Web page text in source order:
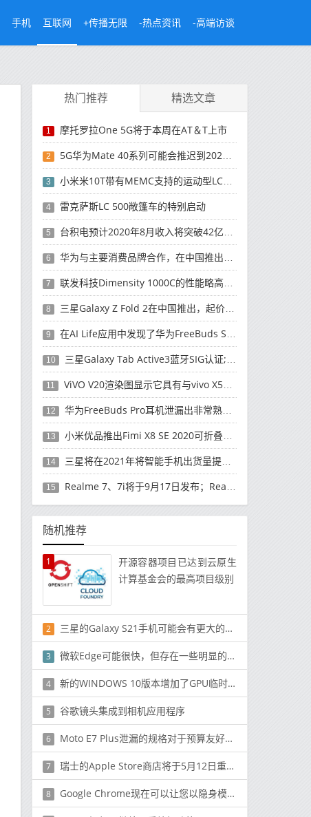
手机 互联网 +传播无限 -热点资讯 -高端访谈
热门推荐 精选文章
1 摩托罗拉One 5G将于本周在AT＆T上市
2 5G华为Mate 40系列可能会推迟到2021年
3 小米米10T带有MEMC支持的运动型LCD屏幕
4 雷克萨斯LC 500敞篷车的特别启动
5 台积电预计2020年8月收入将突破42亿美元，创历史新高
6 华为与主要消费品牌合作，在中国推出采用HarmonyOS 2.0的智能家居产品
7 联发科技Dimensity 1000C的性能略高于Snapdragon 765G
8 三星Galaxy Z Fold 2在中国推出，起价为16,999元
9 在AI Life应用中发现了华为FreeBuds Studio耳机
10 三星Galaxy Tab Active3蓝牙SIG认证; 发布可能快要结束了
11 ViVO V20渲染图显示它具有与vivo X50 Pro类似的后部设计
12 华为FreeBuds Pro耳机泄漏出非常熟悉的设计
13 小米优品推出Fimi X8 SE 2020可折叠无人机
14 三星将在2021年将智能手机出货量提高至3亿部
15 Realme 7、7i将于9月17日发布；Realme 7i的完整规格并导致泄漏
随机推荐
1
开源容器项目已达到云原生
计算基金会的最高项目级别
2 三星的Galaxy S21手机可能会有更大的相机模块
3 微软Edge可能很快，但存在一些明显的隐私问题
4 新的WINDOWS 10版本增加了GPU临时监控桌面重命名和设置更新
5 谷歌镜头集成到相机应用程序
6 Moto E7 Plus泄漏的规格对于预算友好的手机来说似乎很完美
7 瑞士的Apple Store商店将于5月12日重新开业
8 Google Chrome现在可以让您以隐身模式拍摄屏幕截图